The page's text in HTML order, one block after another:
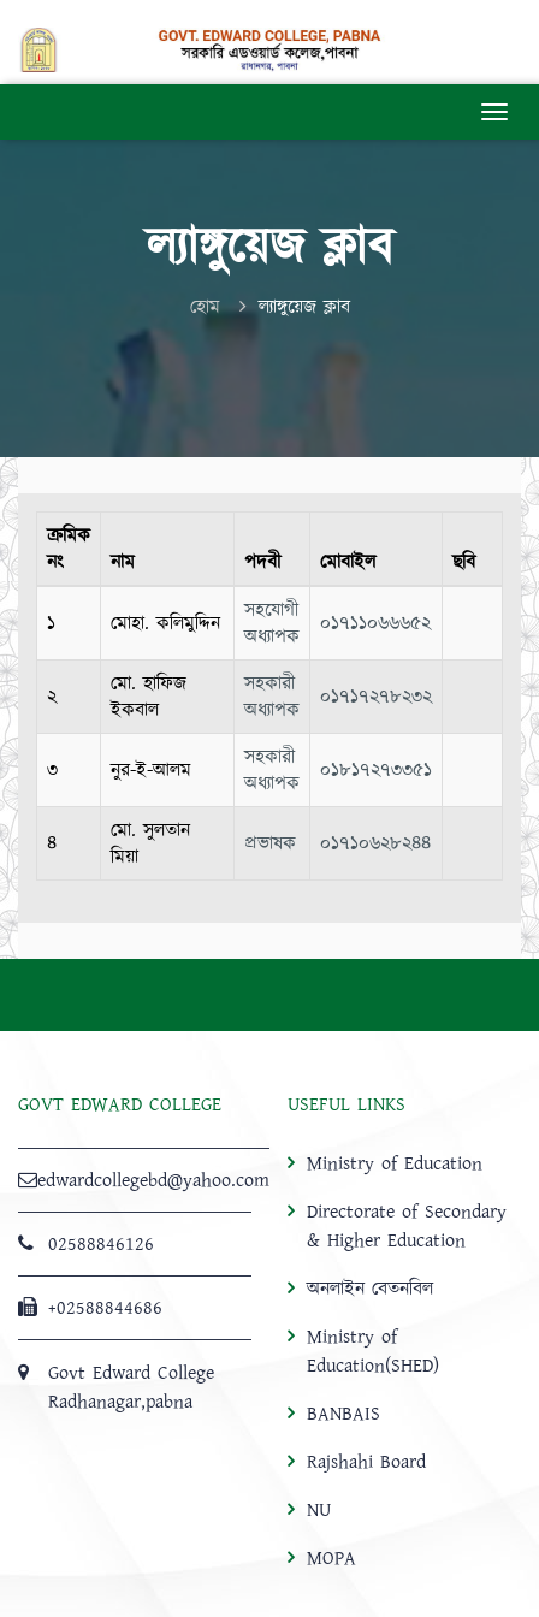
ল্যাঙ্গুয়েজ ক্লাব
হোম ল্যাঙ্গুয়েজ ক্লাব
ক্রমিক
নং
নাম পদবী মোবাইল ছবি
১ মোহা. কলিমুদ্দিন
সহযোগী
অধ্যাপক
০১৭১১০৬৬৬৫২
২
মো. হাফিজ
ইকবাল
সহকারী
অধ্যাপক
০১৭১৭২৭৮২৩২
৩ নুর-ই-আলম
সহকারী
অধ্যাপক
০১৮১৭২৭৩৩৫১
৪
মো. সুলতান
মিয়া
প্রভাষক ০১৭১০৬২৮২৪৪
GOVT EDWARD COLLEGE
edwardcollegebd@yahoo.com
02588846126
+02588844686
Govt Edward College
Radhanagar,pabna
USEFUL LINKS
Ministry of Education
Directorate of Secondary
& Higher Education
অনলাইন বেতনবিল
Ministry of
Education(SHED)
BANBAIS
Rajshahi Board
NU
MOPA